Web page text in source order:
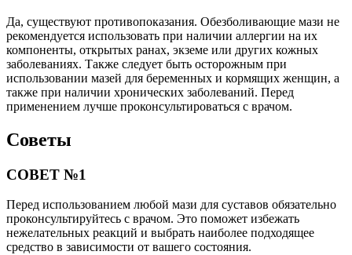
Да, существуют противопоказания. Обезболивающие мази не
рекомендуется использовать при наличии аллергии на их
компоненты, открытых ранах, экземе или других кожных
заболеваниях. Также следует быть осторожным при
использовании мазей для беременных и кормящих женщин, а
также при наличии хронических заболеваний. Перед
применением лучше проконсультироваться с врачом.
Советы
СОВЕТ №1
Перед использованием любой мази для суставов обязательно
проконсультируйтесь с врачом. Это поможет избежать
нежелательных реакций и выбрать наиболее подходящее
средство в зависимости от вашего состояния.